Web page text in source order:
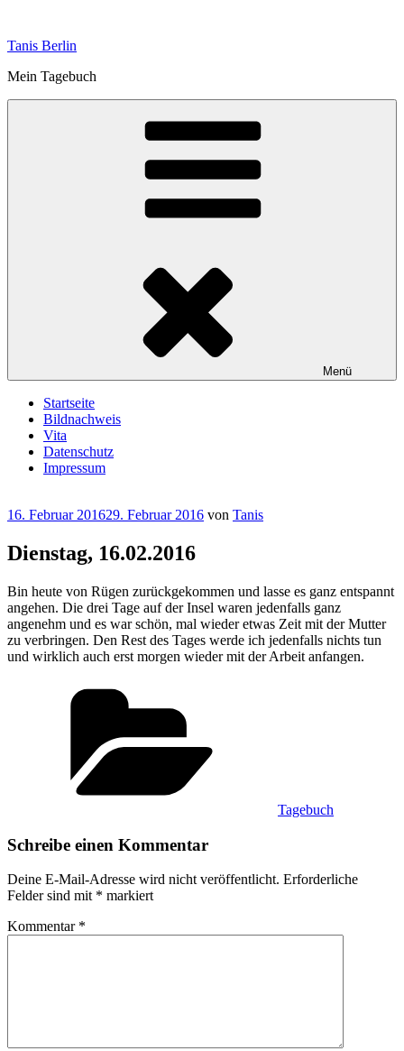
springen
Tanis Berlin
Mein Tagebuch
Menü
Startseite
Bildnachweis
Vita
Datenschutz
Impressum
Veröffentlicht
16. Februar 201629. Februar 2016 von Tanis
Dienstag, 16.02.2016
Bin heute von Rügen zurückgekommen und lasse es ganz entspannt
angehen. Die drei Tage auf der Insel waren jedenfalls ganz
angenehm und es war schön, mal wieder etwas Zeit mit der Mutter
zu verbringen. Den Rest des Tages werde ich jedenfalls nichts tun
und wirklich auch erst morgen wieder mit der Arbeit anfangen.
Tagebuch
Schreibe einen Kommentar
Deine E-Mail-Adresse wird nicht veröffentlicht. Erforderliche
Felder sind mit * markiert
Kommentar *